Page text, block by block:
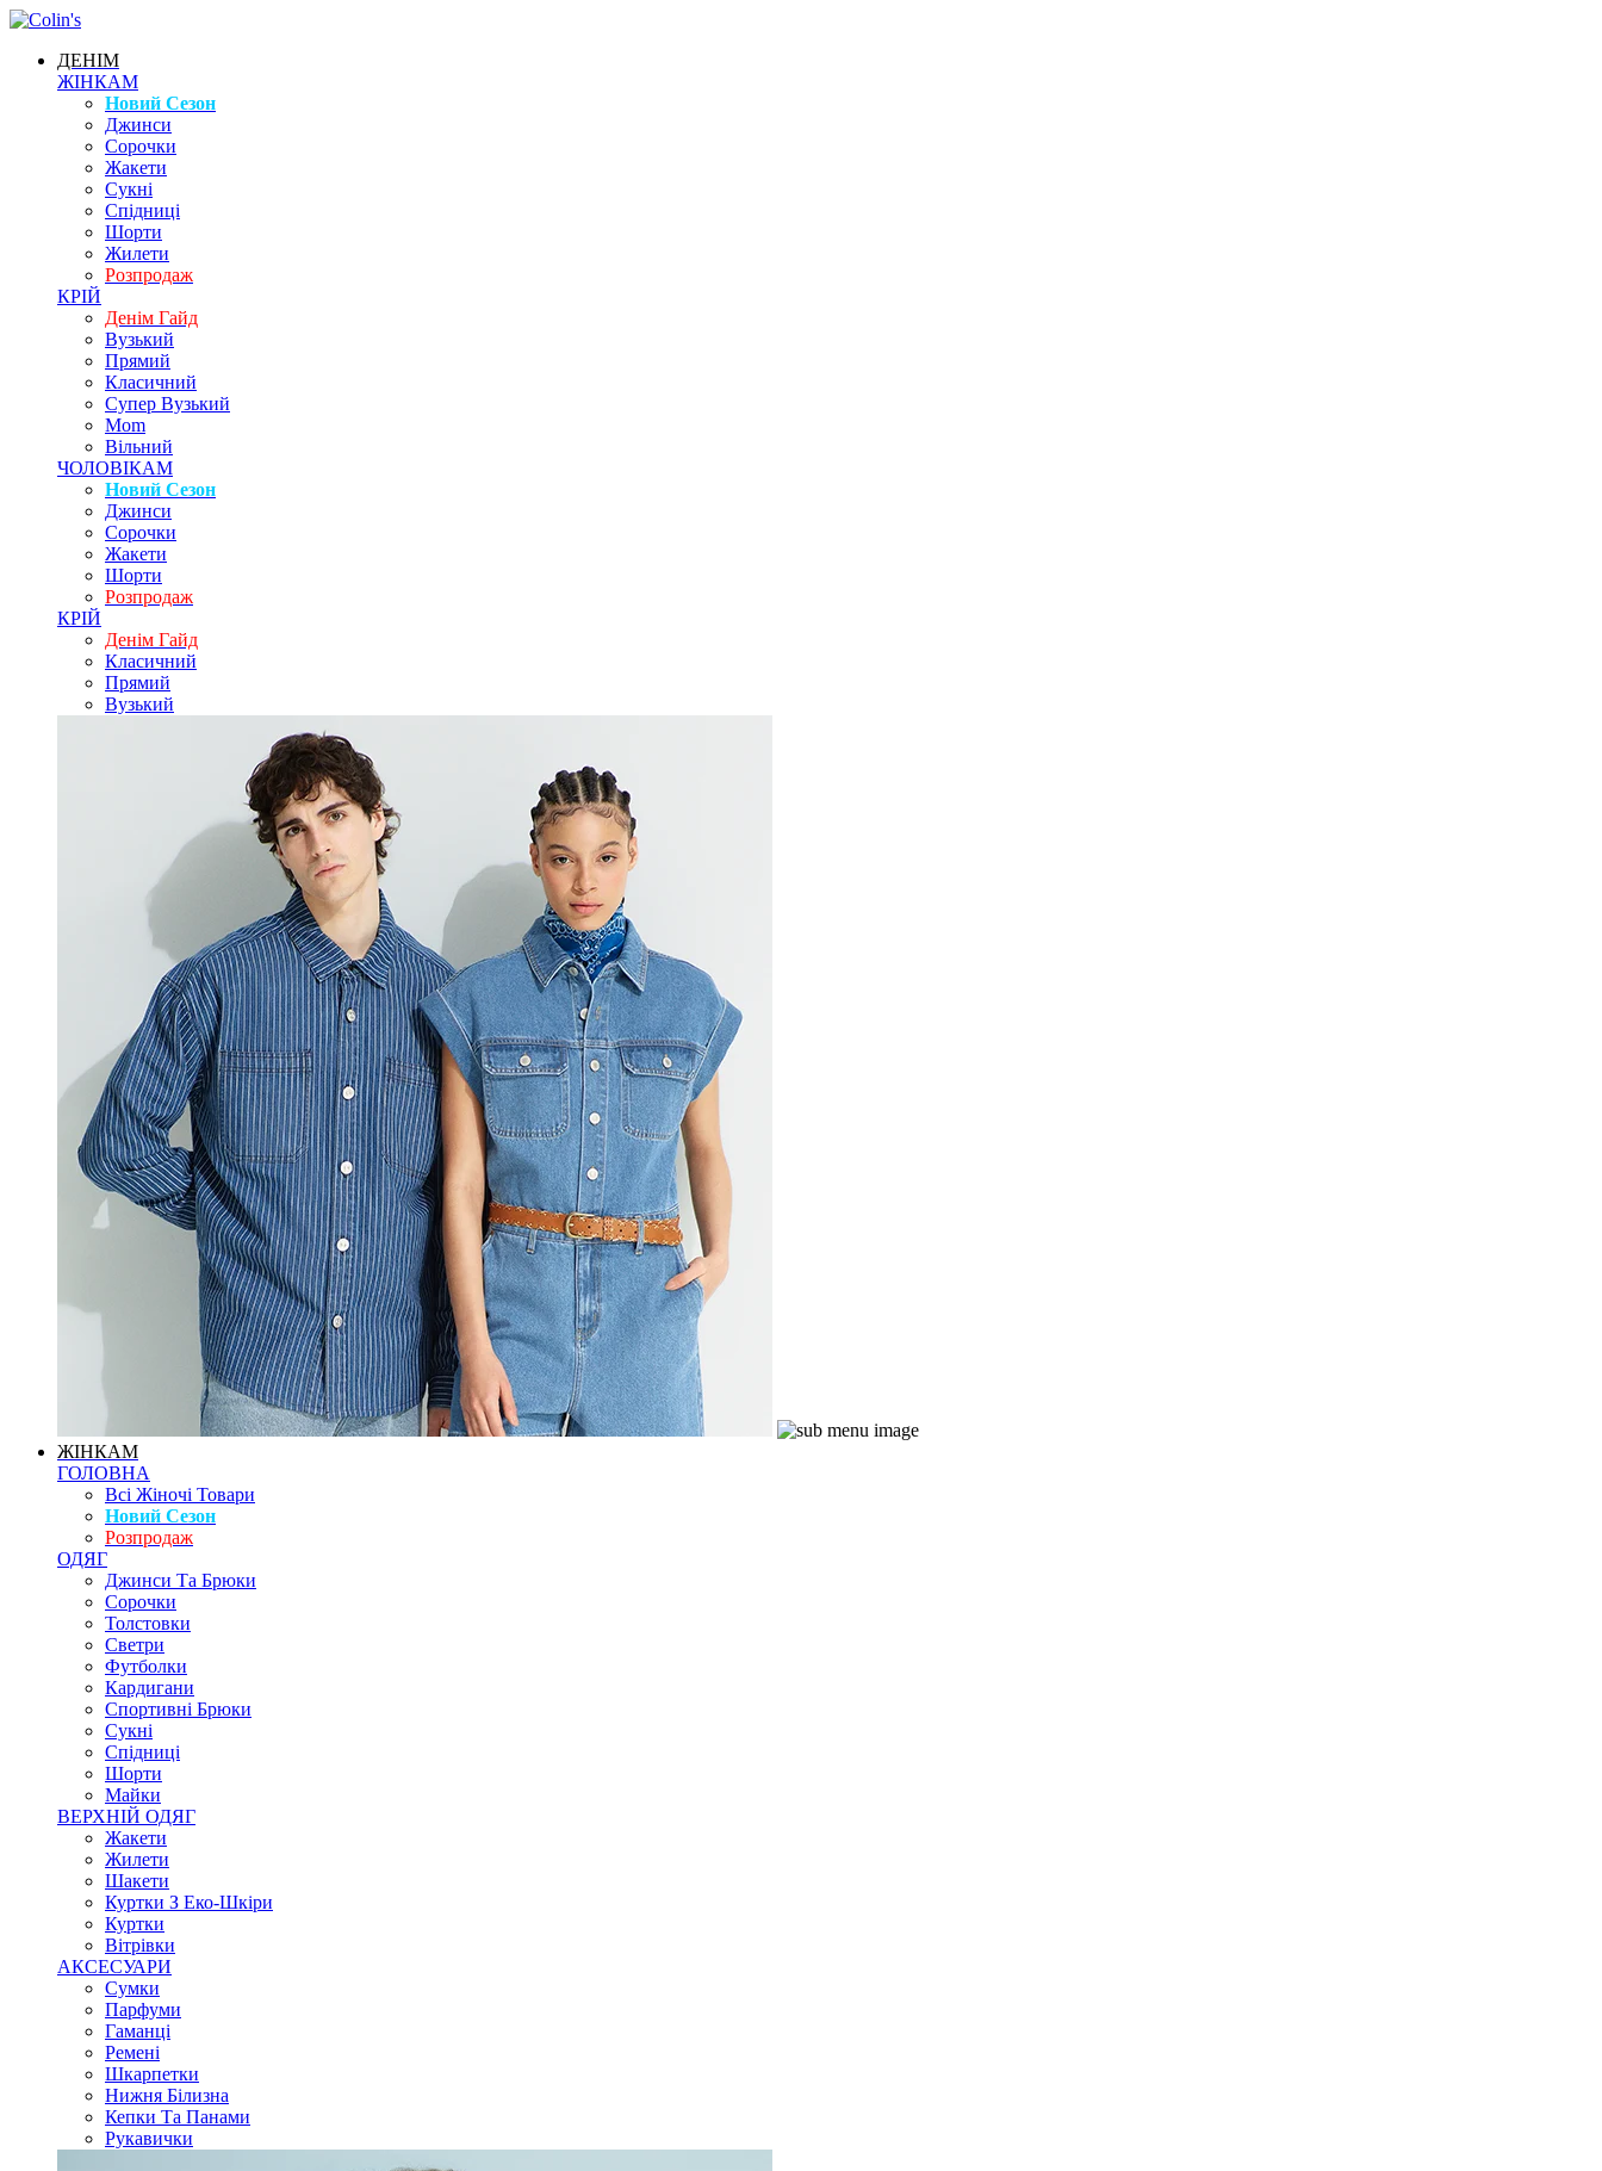
ДЕНІМ
ЖІНКАМ
Новий Сезон
Джинси
Сорочки
Жакети
Сукні
Спідниці
Шорти
Жилети
Розпродаж
КРІЙ
Денім Гайд
Вузький
Прямий
Класичний
Супер Вузький
Mom
Вільний
ЧОЛОВІКАМ
Новий Сезон
Джинси
Сорочки
Жакети
Шорти
Розпродаж
КРІЙ
Денім Гайд
Класичний
Прямий
Вузький
ЖІНКАМ
ГОЛОВНА
Всі Жіночі Товари
Новий Сезон
Розпродаж
ОДЯГ
Джинси Та Брюки
Сорочки
Толстовки
Светри
Футболки
Кардигани
Спортивні Брюки
Сукні
Спідниці
Шорти
Майки
ВЕРХНІЙ ОДЯГ
Жакети
Жилети
Шакети
Куртки З Еко-Шкіри
Куртки
Вітрівки
АКСЕСУАРИ
Сумки
Парфуми
Гаманці
Ремені
Шкарпетки
Нижня Білизна
Кепки Та Панами
Рукавички